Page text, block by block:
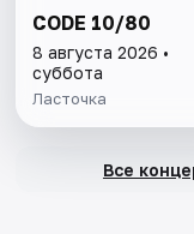
CODE 10/80
8 августа 2026 •
суббота
Ласточка
Все